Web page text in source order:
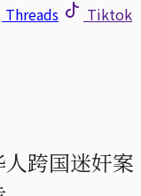
Threads
Tiktok
跨国迷奸案